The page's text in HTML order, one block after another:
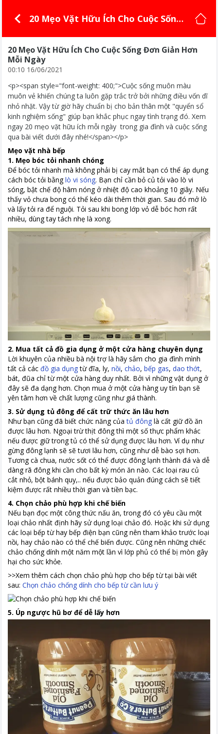
20 Mẹo Vặt Hữu Ích Cho Cuộc Sống
20 Mẹo Vặt Hữu Ích Cho Cuộc Sống Đơn Giản Hơn
Mỗi Ngày
00:10 16/06/2021
<p><span style="font-weight: 400;">Cuộc sống muôn màu
muôn vẻ khiến chúng ta luôn gặp trắc trở bởi những điều vốn dĩ
nhỏ nhặt. Vậy từ giờ hãy chuẩn bị cho bản thân một "quyển sổ
kinh nghiệm sống" giúp bạn khắc phục ngay tình trạng đó. Xem
ngay 20 mẹo vặt hữu ích mỗi ngày trong gia đình và cuộc sống
qua bài viết dưới đây nhé!</span></p>
Mẹo vặt nhà bếp
1. Mẹo bóc tỏi nhanh chóng
Để bóc tỏi nhanh mà không phải bị cay mắt bạn có thể áp dụng
cách bóc tỏi bằnglò vi sóng. Bạn chỉ cần bỏ củ tỏi vào lò vi
sóng, bật chế độ hâm nóng ở nhiệt độ cao khoảng 10 giây. Nếu
thấy vỏ chưa bong có thể kéo dài thêm thời gian. Sau đó mở lò
và lấy tỏi ra để nguội. Tỏi sau khi bong lớp vỏ dễ bóc hơn rất
nhiều, dùng tay tách nhẹ là xong.
2. Mua tất cả đồ gia dụng ở một cửa hàng chuyên dụng
Lời khuyên của nhiều bà nội trợ là hãy sắm cho gia đình mình
tất cả các đồ gia dụngtừ đĩa, ly, nồi, chảo, bếp gas, dao thớt,
bát, đũa chỉ từ một cửa hàng duy nhất. Bởi vì những vật dụng ở
đây sẽ đa dạng hơn. Chọn mua ở một cửa hàng uy tín bạn sẽ
yên tâm hơn về chất lượng cũng như giá thành.
3. Sử dụng tủ đông để cất trữ thức ăn lâu hơn
Như bạn cũng đã biết chức năng củatủ đông là cất giữ đồ ăn
được lâu hơn. Ngoại trừ thịt đông thì một số thực phẩm khác
nếu được giữ trong tủ có thể sử dụng được lâu hơn. Ví dụ như
gừng đông lạnh sẽ sẽ tươi lâu hơn, cũng như dễ bào sợi hơn.
Tương cà chua, nước sốt có thể được đông lạnh thành đá và dễ
dàng rã đông khi cần cho bất kỳ món ăn nào. Các loại rau củ
cắt nhỏ, bột bánh quy,.. nếu được bảo quản đúng cách sẽ tiết
kiệm được rất nhiều thời gian và tiền bạc.
4. Chọn chảo phù hợp khi chế biến
Nếu bạn đọc một công thức nấu ăn, trong đó có yêu cầu một
loại chảo nhất định hãy sử dụng loại chảo đó. Hoặc khi sử dụng
các loại bếp từ hay bếp điện bạn cũng nên tham khảo trước loại
nồi, hay chảo nào có thể chế biến được. Cũng nên những chiếc
chảo chống dính một năm một lần vì lớp phủ có thể bị mòn gây
hại cho sức khỏe.
>>Xem thêm cách chọn chảo phù hợp cho bếp từ tại bài viết
sau: Chọn chảo chống dính cho bếp từ cần lưu ý
5. Úp ngược hũ bơ để dễ lấy hơn